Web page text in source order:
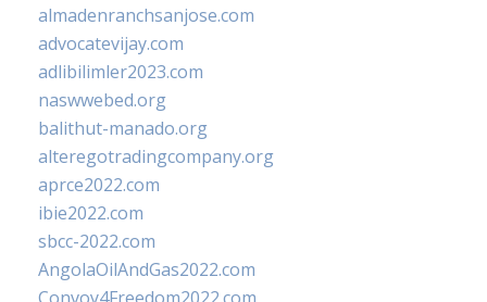
almadenranchsanjose.com
advocatevijay.com
adlibilimler2023.com
naswwebed.org
balithut-manado.org
alteregotradingcompany.org
aprce2022.com
ibie2022.com
sbcc-2022.com
AngolaOilAndGas2022.com